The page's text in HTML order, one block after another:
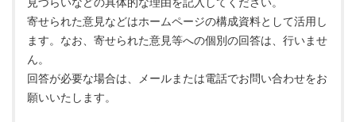
寄せられた意見などはホームページの構成資料として活用し
ます。なお、寄せられた意見等への個別の回答は、行いませ
ん。
回答が必要な場合は、メールまたは電話でお問い合わせをお
願いいたします。